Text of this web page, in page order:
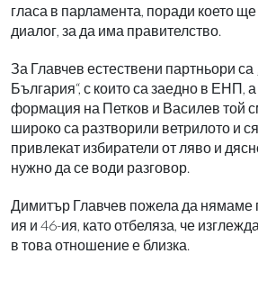
гласа в парламента, поради което
диалог, за да има правителство.
За Главчев естествени партньори
България“, с които са заедно в ЕНП,
формация на Петков и Василев той
широко са разтворили ветрилото и
привлекат избиратели от ляво и
нужно да се води разговор.
Димитър Главчев пожела да нямаме
ия и 46-ия, като отбеляза, че
в това отношение е близка.